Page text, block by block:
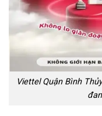
Viettel Quận Bình